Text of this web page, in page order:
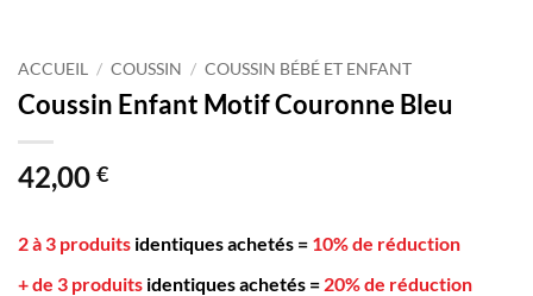
ACCUEIL / COUSSIN / COUSSIN BÉBÉ ET ENFANT
Coussin Enfant Motif Couronne Bleu
42,00 €
2 à 3 produits identiques achetés = 10% de réduction
+ de 3 produits identiques achetés = 20% de réduction